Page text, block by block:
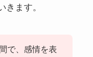
きます。
で、感情を表